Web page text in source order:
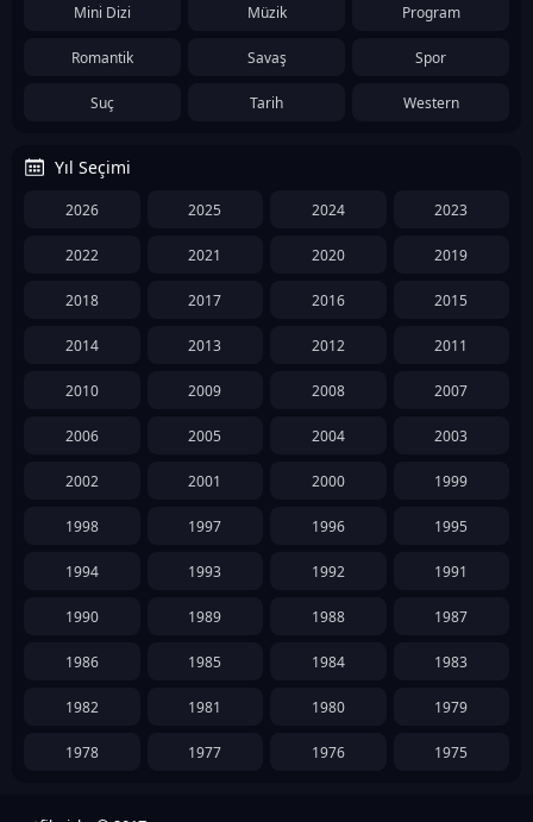
Mini Dizi Müzik Program
Romantik Savaş Spor
Suç Tarih Western
Yıl Seçimi
2026 2025 2024 2023
2022 2021 2020 2019
2018 2017 2016 2015
2014 2013 2012 2011
2010 2009 2008 2007
2006 2005 2004 2003
2002 2001 2000 1999
1998 1997 1996 1995
1994 1993 1992 1991
1990 1989 1988 1987
1986 1985 1984 1983
1982 1981 1980 1979
1978 1977 1976 1975